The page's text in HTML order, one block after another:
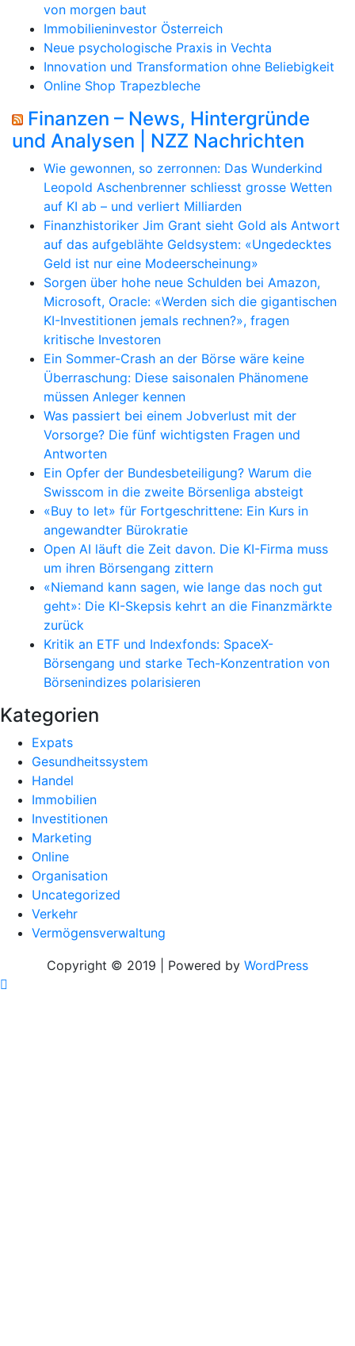
von morgen baut
Immobilieninvestor Österreich
Neue psychologische Praxis in Vechta
Innovation und Transformation ohne Beliebigkeit
Online Shop Trapezbleche
Finanzen – News, Hintergründe
und Analysen | NZZ Nachrichten
Wie gewonnen, so zerronnen: Das Wunderkind
Leopold Aschenbrenner schliesst grosse Wetten
auf KI ab – und verliert Milliarden
Finanzhistoriker Jim Grant sieht Gold als Antwort
auf das aufgeblähte Geldsystem: «Ungedecktes
Geld ist nur eine Modeerscheinung»
Sorgen über hohe neue Schulden bei Amazon,
Microsoft, Oracle: «Werden sich die gigantischen
KI-Investitionen jemals rechnen?», fragen
kritische Investoren
Ein Sommer-Crash an der Börse wäre keine
Überraschung: Diese saisonalen Phänomene
müssen Anleger kennen
Was passiert bei einem Jobverlust mit der
Vorsorge? Die fünf wichtigsten Fragen und
Antworten
Ein Opfer der Bundesbeteiligung? Warum die
Swisscom in die zweite Börsenliga absteigt
«Buy to let» für Fortgeschrittene: Ein Kurs in
angewandter Bürokratie
Open AI läuft die Zeit davon. Die KI-Firma muss
um ihren Börsengang zittern
«Niemand kann sagen, wie lange das noch gut
geht»: Die KI-Skepsis kehrt an die Finanzmärkte
zurück
Kritik an ETF und Indexfonds: SpaceX-
Börsengang und starke Tech-Konzentration von
Börsenindizes polarisieren
Kategorien
Expats
Gesundheitssystem
Handel
Immobilien
Investitionen
Marketing
Online
Organisation
Uncategorized
Verkehr
Vermögensverwaltung
Copyright © 2019 | Powered by WordPress